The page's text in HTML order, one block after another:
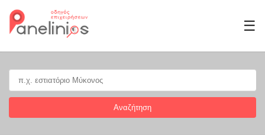
☰
Αναζήτηση